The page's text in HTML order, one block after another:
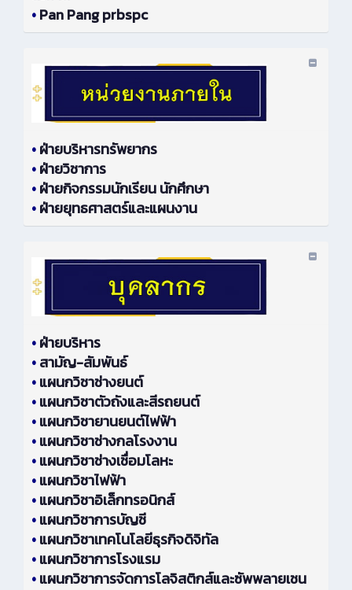
•Pan Pang prbspc
•ฝ่ายบริหารทรัพยากร
•ฝ่ายวิชาการ
•ฝ่ายกิจกรรมนักเรียน นักศึกษา
•ฝ่ายยุทธศาสตร์และแผนงาน
•ฝ่ายบริหาร
•สามัญ-สัมพันธ์
•แผนกวิชาช่างยนต์
•แผนกวิชาตัวถังและสีรถยนต์
•แผนกวิชายานยนต์ไฟฟ้า
•แผนกวิชาช่างกลโรงงาน
•แผนกวิชาช่างเชื่อมโลหะ
•แผนกวิชาไฟฟ้า
•แผนกวิชาอิเล็กทรอนิกส์
•แผนกวิชาการบัญชี
•แผนกวิชาเทคโนโลยีธุรกิจดิจิทัล
•แผนกวิชาการโรงแรม
•แผนกวิชาการจัดการโลจิสติกส์และซัพพลายเชน